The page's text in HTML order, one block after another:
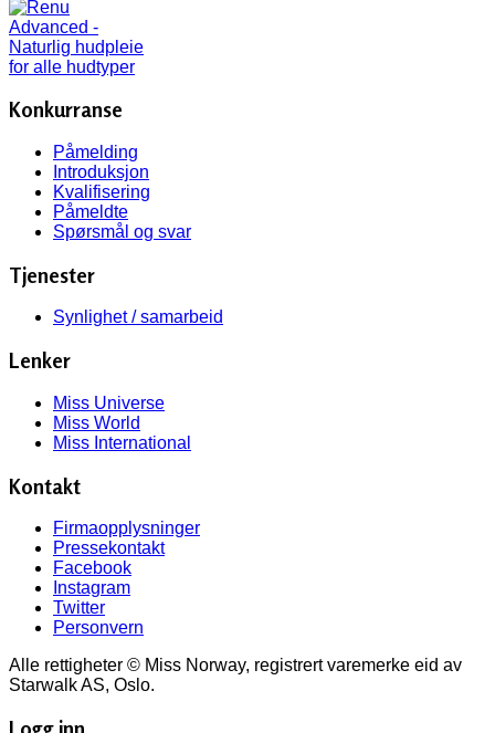
Konkurranse
Påmelding
Introduksjon
Kvalifisering
Påmeldte
Spørsmål og svar
Tjenester
Synlighet / samarbeid
Lenker
Miss Universe
Miss World
Miss International
Kontakt
Firmaopplysninger
Pressekontakt
Facebook
Instagram
Twitter
Personvern
Alle rettigheter © Miss Norway, registrert varemerke eid av
Starwalk AS, Oslo.